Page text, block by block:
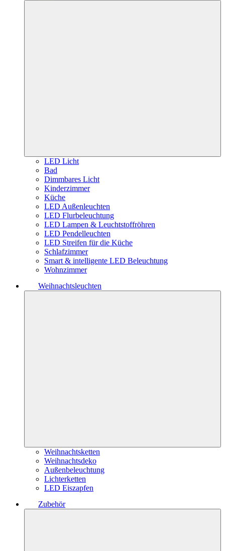
LED Licht
Bad
Dimmbares Licht
Kinderzimmer
Küche
LED Außenleuchten
LED Flurbeleuchtung
LED Lampen & Leuchtstoffröhren
LED Pendelleuchten
LED Streifen für die Küche
Schlafzimmer
Smart & intelligente LED Beleuchtung
Wohnzimmer
Weihnachtsleuchten
Weihnachtsketten
Weihnachtsdeko
Außenbeleuchtung
Lichterketten
LED Eiszapfen
Zubehör